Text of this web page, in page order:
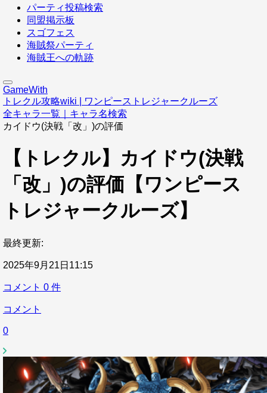
パーティ投稿検索
同盟掲示板
スゴフェス
海賊祭パーティ
海賊王への軌跡
GameWith
トレクル攻略wiki | ワンピーストレジャークルーズ
全キャラ一覧｜キャラ名検索
カイドウ(決戦「改」)の評価
【トレクル】カイドウ(決戦
「改」)の評価【ワンピース
トレジャークルーズ】
最終更新:
2025年9月21日11:15
コメント 0 件
コメント
0